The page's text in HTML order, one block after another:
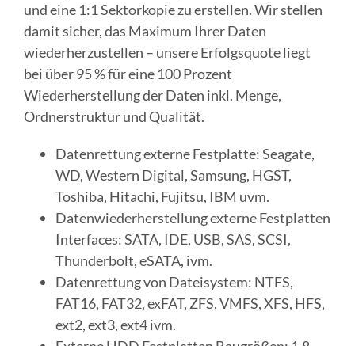
und eine 1:1 Sektorkopie zu erstellen. Wir stellen
damit sicher, das Maximum Ihrer Daten
wiederherzustellen – unsere Erfolgsquote liegt
bei über 95 % für eine 100 Prozent
Wiederherstellung der Daten inkl. Menge,
Ordnerstruktur und Qualität.
Datenrettung externe Festplatte: Seagate,
WD, Western Digital, Samsung, HGST,
Toshiba, Hitachi, Fujitsu, IBM uvm.
Datenwiederherstellung externe Festplatten
Interfaces: SATA, IDE, USB, SAS, SCSI,
Thunderbolt, eSATA, ivm.
Datenrettung von Dateisystem: NTFS,
FAT16, FAT32, exFAT, ZFS, VMFS, XFS, HFS,
ext2, ext3, ext4 ivm.